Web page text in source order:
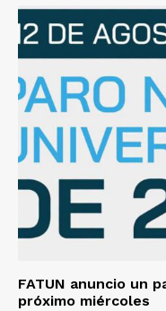
FATUN anuncio un
próximo miércoles